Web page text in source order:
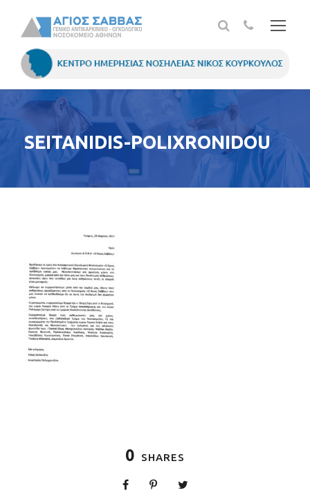
SEITANIDIS-POLIXRONIDOU
0 SHARES